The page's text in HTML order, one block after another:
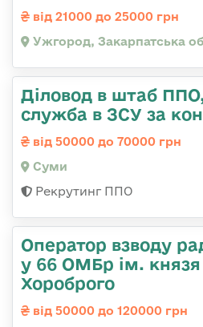
від 21000 до 25000 грн
Ужгород, Закарпатська
Діловод в штаб
служба в ЗСУ за
від 50000 до 70000 грн
Суми
Рекрутинг ППО
Оператор взводу
у 66 ОМБр ім.
Хороброго
від 50000 до 120000 грн